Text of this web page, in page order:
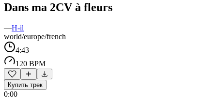
Dans ma 2CV à fleurs
—H-il
world/europe/french
4:43
120 BPM
Купить трек
0:00